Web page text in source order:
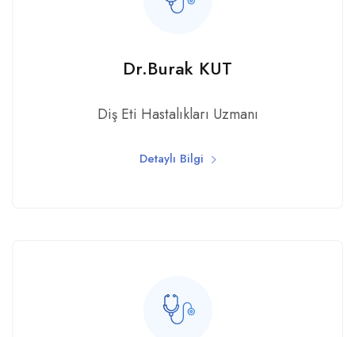
Dr.Burak KUT
Diş Eti Hastalıkları Uzmanı
Detaylı Bilgi